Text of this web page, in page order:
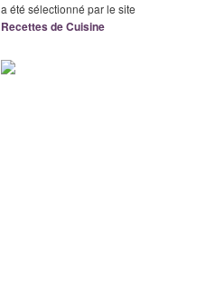
a été sélectionné par le site
Recettes de Cuisine